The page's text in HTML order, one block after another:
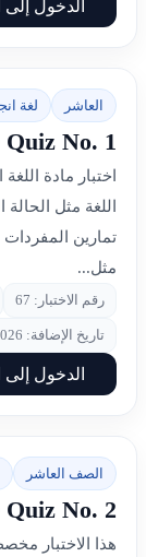
الدخول إلى
العاشر لغة
Quiz No. 1
اختبار مادة
اللغة مثل
تمارين
مثل...
رقم الاختبار: 67
تاريخ الإضافة: 2026-04-13
الدخول إلى
الصف العاشر
Quiz No. 2
هذا الاختبار